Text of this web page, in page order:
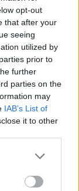
opt-out
that after your
seeing
utilized by
prior to
further
parties on the
may
IAB’s List of
it to other
érkező
lakosok
hullámot
a
arra is
új lakás
megye áll,